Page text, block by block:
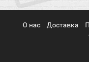
О нас Доставка